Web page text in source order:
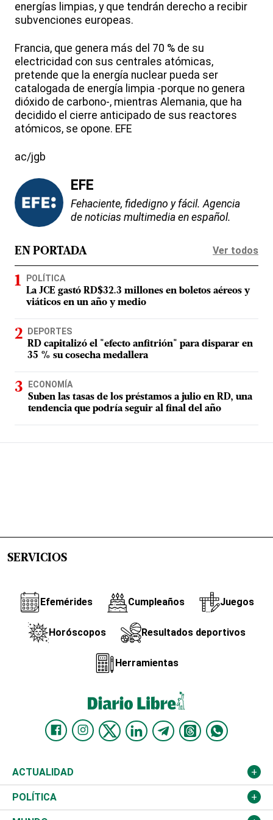
energías limpias, y que tendrán derecho a recibir
subvenciones europeas.
Francia, que genera más del 70 % de su
electricidad con sus centrales atómicas,
pretende que la energía nuclear pueda ser
catalogada de energía limpia -porque no genera
dióxido de carbono-, mientras Alemania, que ha
decidido el cierre anticipado de sus reactores
atómicos, se opone. EFE
ac/jgb
EFE
Fehaciente, fidedigno y fácil. Agencia
de noticias multimedia en español.
EN PORTADA Ver todos
POLÍTICA
La JCE gastó RD$32.3 millones en boletos aéreos y
viáticos en un año y medio
DEPORTES
RD capitalizó el "efecto anfitrión" para disparar en
35 % su cosecha medallera
ECONOMÍA
Suben las tasas de los préstamos a julio en RD, una
tendencia que podría seguir al final del año
SERVICIOS
Efemérides Cumpleaños Juegos
Horóscopos Resultados deportivos
Herramientas
ACTUALIDAD
Nacional
POLÍTICA